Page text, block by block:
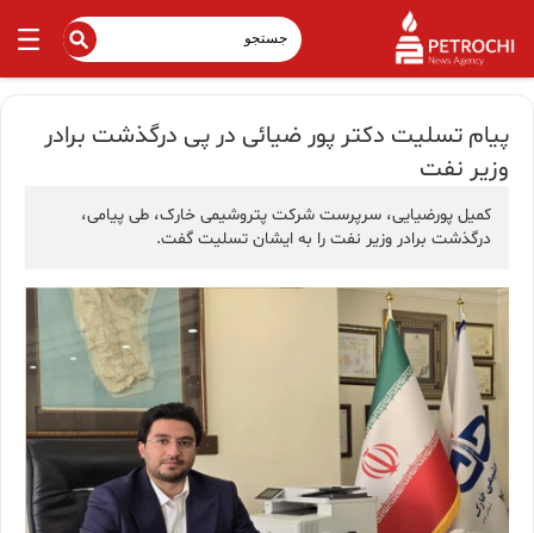
پیام تسلیت دکتر پور ضیائی در پی درگذشت برادر
وزیر نفت
کمیل پورضیایی، سرپرست شرکت پتروشیمی خارک، طی پیامی،
درگذشت برادر وزیر نفت را به ایشان تسلیت گفت.